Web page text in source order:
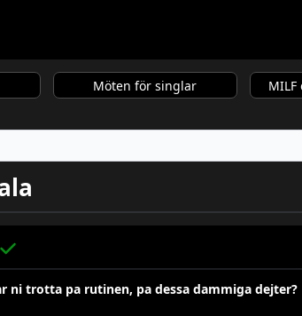
Möten för singlar
ni trotta pa rutinen, pa dessa dammiga dejter?